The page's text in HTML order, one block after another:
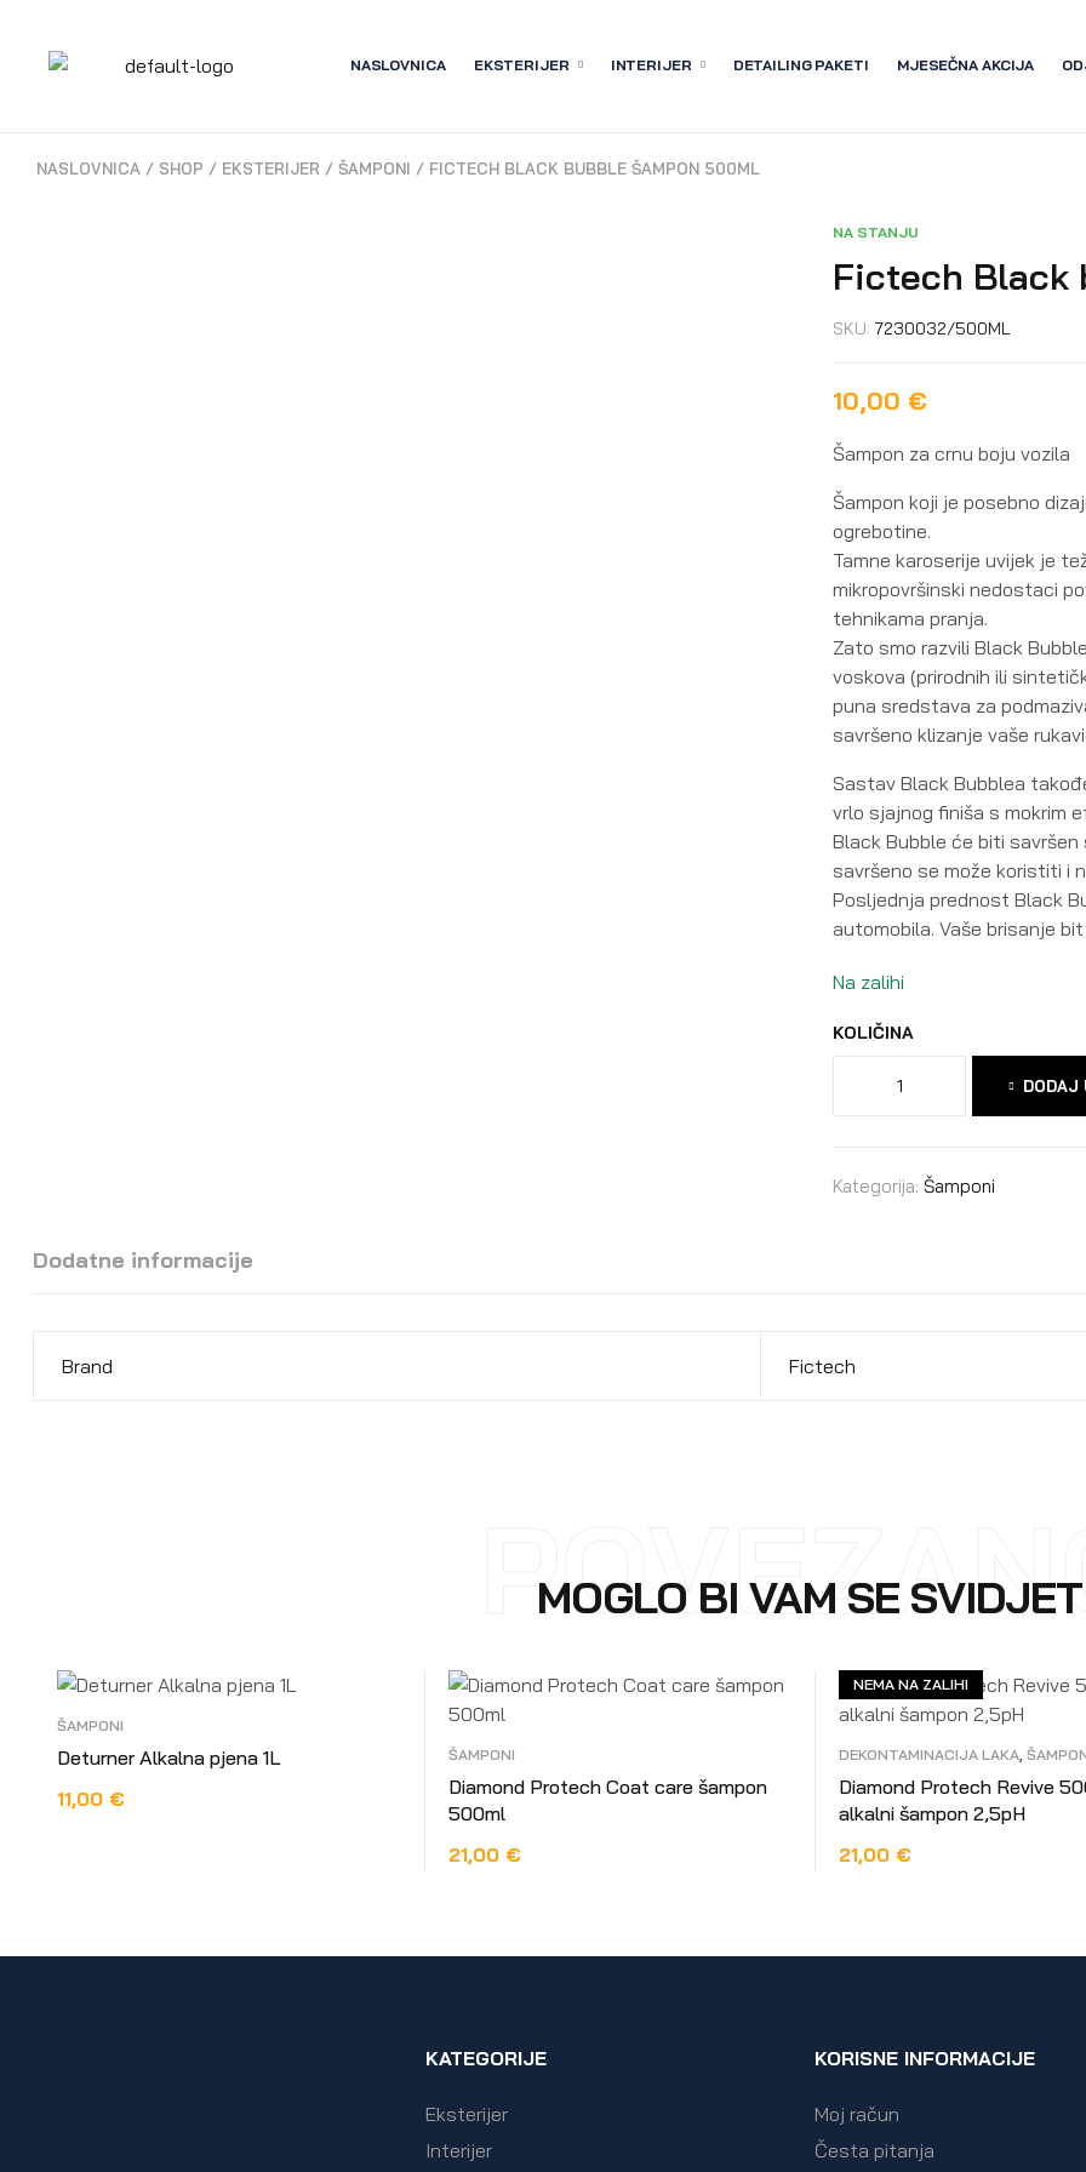
NASLOVNICA EKSTERIJER INTERIJER DETAILING PAKETI MJESEČNA AKCIJA
NASLOVNICA / SHOP / EKSTERIJER / ŠAMPONI / FICTECH BLACK BUBBLE ŠAMPON 500ML
NA STANJU
Fictech Black
SKU: 7230032/500ML
10,00 €
Šampon za crnu boju vozila
Šampon koji je posebno
ogrebotine.
Tamne karoserije uvijek je
mikropovršinski nedostaci
tehnikama pranja.
Zato smo razvili Black
voskova (prirodnih ili
puna sredstava za
savršeno klizanje vaše
Sastav Black Bubblea
vrlo sjajnog finiša s mokrim
Black Bubble će biti savršen
savršeno se može koristiti i
Posljednja prednost Black
automobila. Vaše brisanje
Na zalihi
KOLIČINA
DODAJ
Kategorija: Šamponi
Dodatne informacije
Brand Fictech
MOGLO BI VAM SE
ŠAMPONI
Deturner Alkalna pjena 1L
11,00 €
ŠAMPONI
Diamond Protech Coat care šampon
500ml
21,00 €
NEMA NA ZALIHI
DEKONTAMINACIJA LAKA,
Diamond Protech Revive
alkalni šampon 2,5pH
21,00 €
KATEGORIJE
Eksterijer
Interijer
KORISNE INFORMACIJE
Moj račun
Česta pitanja